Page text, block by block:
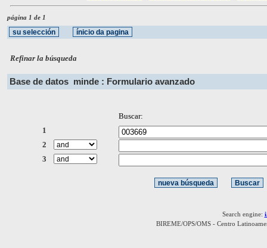
página 1 de 1
Refinar la búsqueda
Base de datos minde : Formulario avanzado
Buscar:
1
2
3
Search engine:
BIREME/OPS/OMS - Centro